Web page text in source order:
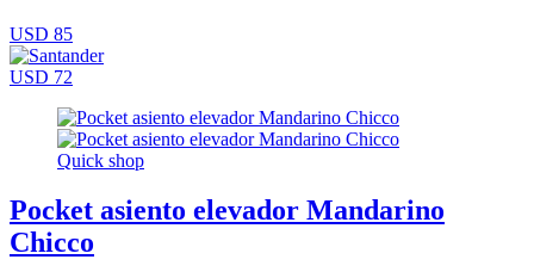
USD 85
USD 72
Quick shop
Pocket asiento elevador Mandarino
Chicco